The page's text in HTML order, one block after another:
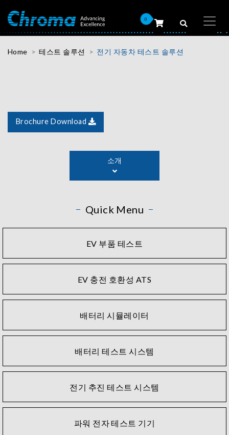
0
Home 테스트 솔루션 전기 자동차 테스트 솔루션
Brochure Download
라 Chroma는 유용한 자동 전력 변환 테스트 플랫폼과 재생
배터리 테스트 시스템을 개발하여 전기 자동차(EV) 테스트
성능 및 비용을 개선하기 위해 최선을 다하고 있습니다.
시스템, 지능형 제조 시스템, 그리고 턴키 테스트 및 자동 솔
전기 및 하이브리드 전기 자동차용 Chroma 자동 테스트 시
를 테스트할 수 있는 하나의 확장 가능한 테스트 시스템으
로 결합되는 표준 테스트 플랫폼으로 구성되어 있습니다.
비에 비해 Chromaâ€™의 시스템은 보다 높은 유연성을 제
Chroma 8000 자동 테스트 시스템은 AC 레벨 1, 레벨 2
EVSE(전기 자동차 공급 장비)의 전체 기능 테스트에 대해
SAE J1772 및 GB/T 18487.1의 요구 사항을 충족하며
R&D에서 QA, 생산 및 현장 서비스에 이르기까지 EVsâ€™
및 PHEVâ€™의 테스트 요구 사항을 해결하기 위해 구축되
전문성을 기반으로 하며, EVSE(EV 공급 장비), 온보드 충전
소개
Quick Menu
EV 부품 테스트
EV 충전 호환성 ATS
배터리 시뮬레이터
배터리 테스트 시스템
전기 추진 테스트 시스템
파워 전자 테스트 기기